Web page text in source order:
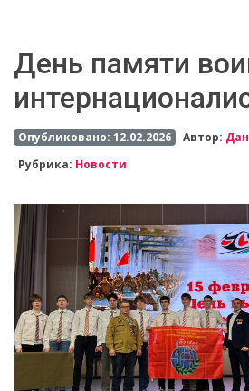
День памяти
Опубликовано: 12.02.2026 Автор:
Рубрика: Новости